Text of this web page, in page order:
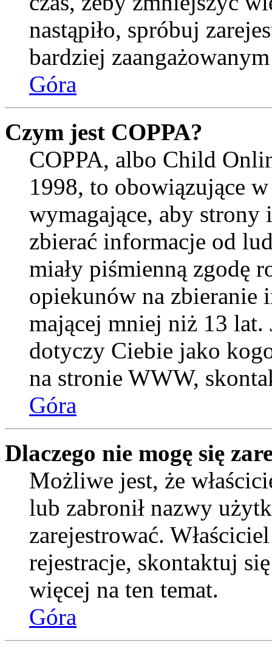
nastąpiło, spróbuj
bardziej
Góra
Czym jest COPPA?
COPPA, albo Child
1998, to obowiązujące
wymagające, aby strony
zbierać informacje od
miały piśmienną zgodę
opiekunów na zbieranie
mającej mniej niż 13 lat.
dotyczy Ciebie jako
na stronie WWW,
Góra
Dlaczego nie mogę się
Możliwe jest, że
lub zabronił nazwy
zarejestrować.
rejestracje, skontaktuj
więcej na ten temat.
Góra